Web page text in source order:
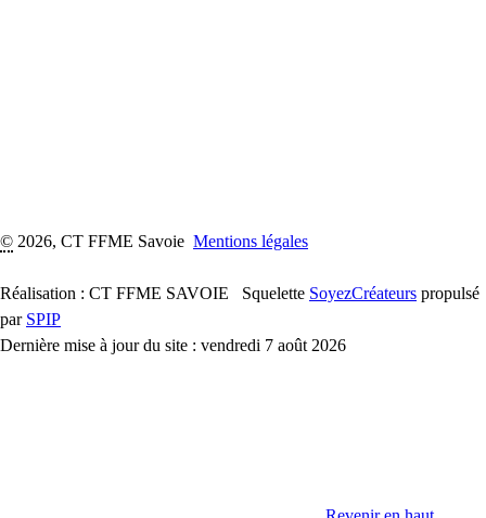
© 2026, CT FFME Savoie Mentions légales
Réalisation : CT FFME SAVOIE Squelette SoyezCréateurs propulsé
par SPIP
Dernière mise à jour du site : vendredi 7 août 2026